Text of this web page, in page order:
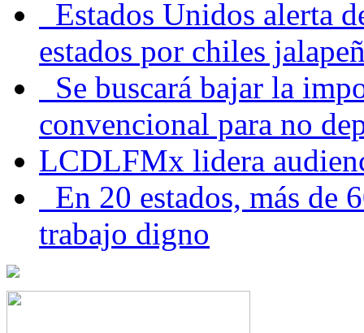
Estados Unidos alerta
estados por chiles
Se buscará bajar la
convencional para no
LCDLFMx lidera
En 20 estados, más de
trabajo digno